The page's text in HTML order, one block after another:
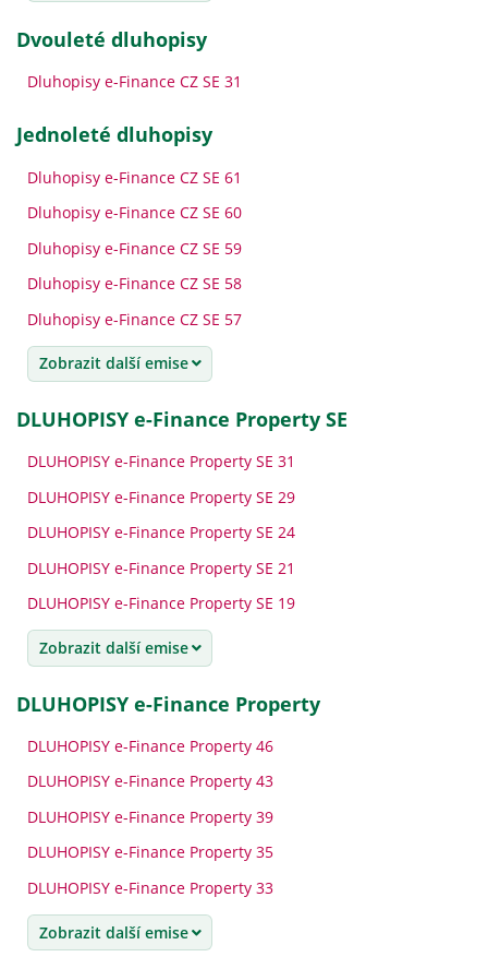
dvouleté dluhopisy
Dluhopisy e-Finance CZ SE 31
jednoleté dluhopisy
Dluhopisy e-Finance CZ SE 61
Dluhopisy e-Finance CZ SE 60
Dluhopisy e-Finance CZ SE 59
Dluhopisy e-Finance CZ SE 58
Dluhopisy e-Finance CZ SE 57
Zobrazit další emise
DLUHOPISY e-Finance Property SE
DLUHOPISY e-Finance Property SE 31
DLUHOPISY e-Finance Property SE 29
DLUHOPISY e-Finance Property SE 24
DLUHOPISY e-Finance Property SE 21
DLUHOPISY e-Finance Property SE 19
Zobrazit další emise
DLUHOPISY e-Finance Property
DLUHOPISY e-Finance Property 46
DLUHOPISY e-Finance Property 43
DLUHOPISY e-Finance Property 39
DLUHOPISY e-Finance Property 35
DLUHOPISY e-Finance Property 33
Zobrazit další emise